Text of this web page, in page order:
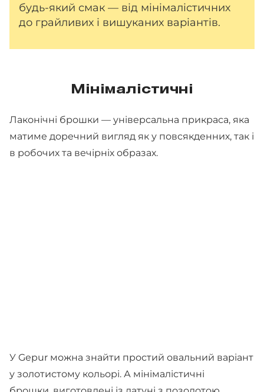
будь-який смак — від мінімалістичних
до грайливих і вишуканих варіантів.
Мінімалістичні
Лаконічні брошки — універсальна прикраса, яка
матиме доречний вигляд як у повсякденних, так і
в робочих та вечірніх образах.
У Gepur можна знайти простий овальний варіант
у золотистому кольорі. А мінімалістичні